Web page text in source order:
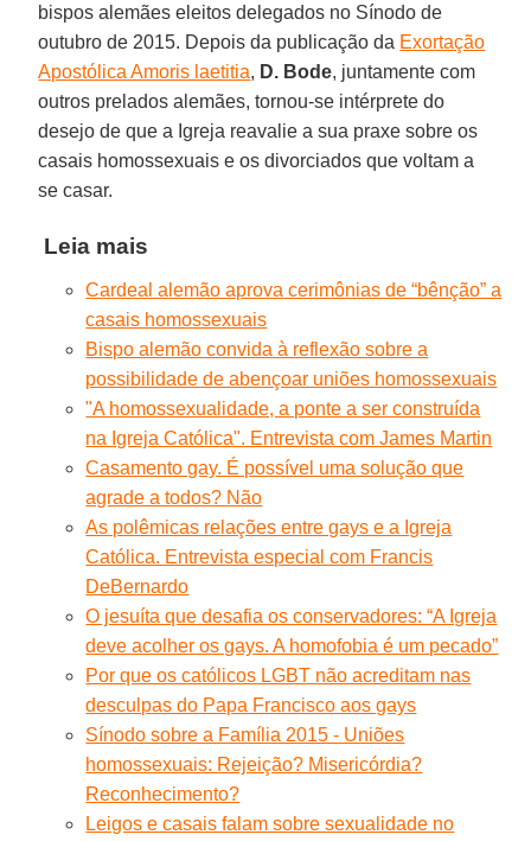
bispos alemães eleitos delegados no Sínodo de
outubro de 2015. Depois da publicação da Exortação
Apostólica Amoris laetitia, D. Bode, juntamente com
outros prelados alemães, tornou-se intérprete do
desejo de que a Igreja reavalie a sua praxe sobre os
casais homossexuais e os divorciados que voltam a
se casar.
Leia mais
Cardeal alemão aprova cerimônias de “bênção” a
casais homossexuais
Bispo alemão convida à reflexão sobre a
possibilidade de abençoar uniões homossexuais
"A homossexualidade, a ponte a ser construída
na Igreja Católica". Entrevista com James Martin
Casamento gay. É possível uma solução que
agrade a todos? Não
As polêmicas relações entre gays e a Igreja
Católica. Entrevista especial com Francis
DeBernardo
O jesuíta que desafia os conservadores: “A Igreja
deve acolher os gays. A homofobia é um pecado”
Por que os católicos LGBT não acreditam nas
desculpas do Papa Francisco aos gays
Sínodo sobre a Família 2015 - Uniões
homossexuais: Rejeição? Misericórdia?
Reconhecimento?
Leigos e casais falam sobre sexualidade no